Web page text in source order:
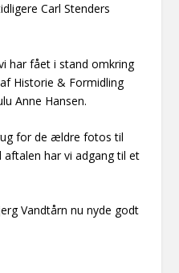
Carl Stenders
har fået i stand omkring
Historie & Formidling
Anne Hansen.
for de ældre fotos til
har vi adgang til et
Vandtårn nu nyde godt